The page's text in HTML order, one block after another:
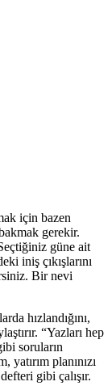
için bazen
gerekir.
güne ait
iniş çıkışlarını
Bir nevi
hızlandığını,
“Yazları hep
soruların
yatırım planınızı
gibi çalışır.